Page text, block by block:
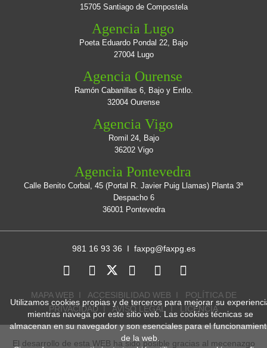
15705 Santiago de Compostela
Agencia Lugo
Poeta Eduardo Pondal 22, Bajo
27004 Lugo
Agencia Ourense
Ramón Cabanillas 6, Bajo y Entlo.
32004 Ourense
Agencia Vigo
Romil 24, Bajo
36202 Vigo
Agencia Pontevedra
Calle Benito Corbal, 45 (Portal R. Javier Puig Llamas) Planta 3ª
Despacho 6
36001 Pontevedra
981 16 93 36 I faxpg@faxpg.es
MAPA WEB I ACCESIBILIDAD WEB I POLÍTICA DE
PRIVACIDAD I AVISO LEGALI LICENCIA
El desarrollo de esta WEB ha sido posible gracias al mecenazgo
Utilizamos cookies propias y de terceros para mejorar su
mientras navega por este sitio web. Las cookies técnicas se
almacenan en su navegador y son esenciales para el
de la web.